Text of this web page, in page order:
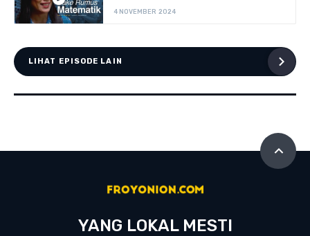
4 NOVEMBER 2024
LIHAT EPISODE LAIN
YANG LOKAL MESTI